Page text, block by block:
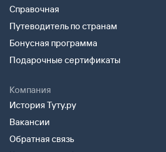
Справочная
Путеводитель по странам
Бонусная программа
Подарочные сертификаты
Компания
История Туту.ру
Вакансии
Обратная связь